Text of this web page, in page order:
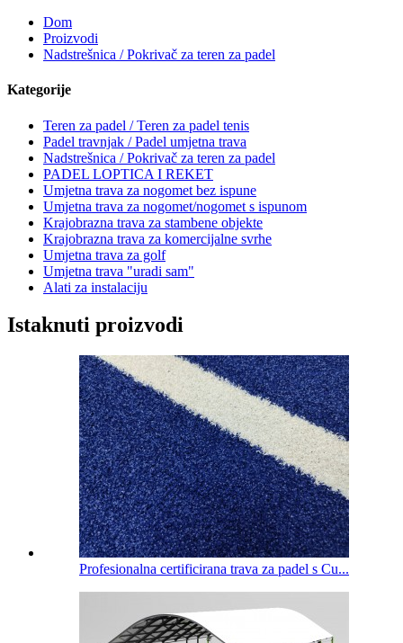
Dom
Proizvodi
Nadstrešnica / Pokrivač za teren za padel
Kategorije
Teren za padel / Teren za padel tenis
Padel travnjak / Padel umjetna trava
Nadstrešnica / Pokrivač za teren za padel
PADEL LOPTICA I REKET
Umjetna trava za nogomet bez ispune
Umjetna trava za nogomet/nogomet s ispunom
Krajobrazna trava za stambene objekte
Krajobrazna trava za komercijalne svrhe
Umjetna trava za golf
Umjetna trava "uradi sam"
Alati za instalaciju
Istaknuti proizvodi
Profesionalna certificirana trava za padel s Cu...